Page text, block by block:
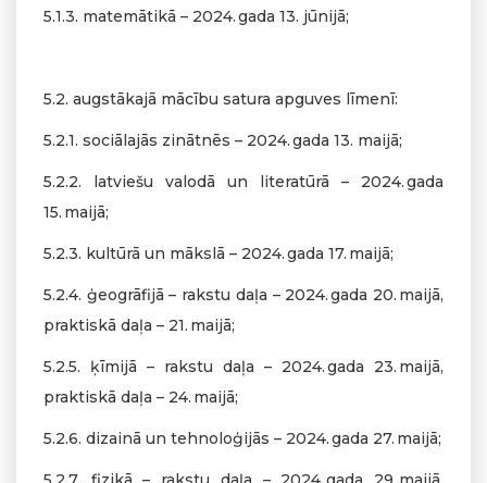
5.1.3. matemātikā – 2024. gada 13. jūnijā;
5.2. augstākajā mācību satura apguves līmenī:
5.2.1. sociālajās zinātnēs – 2024. gada 13. maijā;
5.2.2. latviešu valodā un literatūrā – 2024. gada
15. maijā;
5.2.3. kultūrā un mākslā – 2024. gada 17. maijā;
5.2.4. ģeogrāfijā – rakstu daļa – 2024. gada 20. maijā,
praktiskā daļa – 21. maijā;
5.2.5. ķīmijā – rakstu daļa – 2024. gada 23. maijā,
praktiskā daļa – 24. maijā;
5.2.6. dizainā un tehnoloģijās – 2024. gada 27. maijā;